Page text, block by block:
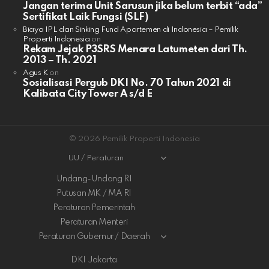
Jangan terima Unit Sarusun jika belum terbit “ada”
Sertifikat Laik Fungsi (SLF)
Biaya IPL dan Sinking Fund Apartemen di Indonesia – Pemilik
Properti Indonesia on
Rekam Jejak P3SRS Menara Latumeten dari Th.
2013 – Th. 2021
Agus Kon
Sosialisasi Pergub DKI No. 70 Tahun 2021 di
Kalibata City Tower A s/d E
© 2026 Pemilik Properti Indonesia
UU / Peraturan
Undang-Undang RI
Putusan MK / MA RI
Peraturan Pemerintah
Peraturan Menteri
Peraturan Gubernur / Daerah
DKI Jakarta